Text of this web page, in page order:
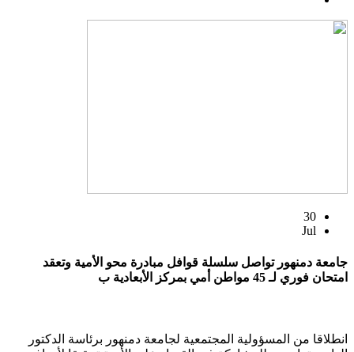
30
Jul
جامعة دمنهور تواصل سلسلة قوافل مبادرة محو الأمية وتعقد
امتحان فوري لـ 45 مواطن أمي بمركز الأبعادية ب
انطلاقا من المسؤولية المجتمعية لجامعة دمنهور برئاسة الدكتور